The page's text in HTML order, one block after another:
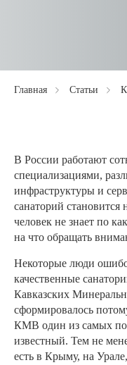
Главная Статьи
В России работают
специализациями,
инфраструктуры и
санаторий становится
человек не знает по
на что обращать
Некоторые люди
качественные
Кавказских
сформировалось
КМВ один из самых
известный. Тем не
есть в Крыму, на